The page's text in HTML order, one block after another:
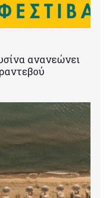
ανανεώνει